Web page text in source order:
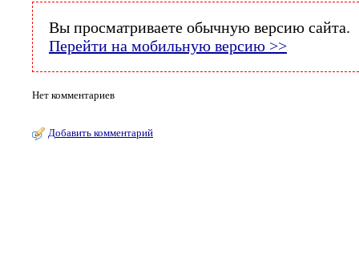
Вы просматриваете обычную версию сайта.
Перейти на мобильную версию >>
Нет комментариев
Добавить комментарий